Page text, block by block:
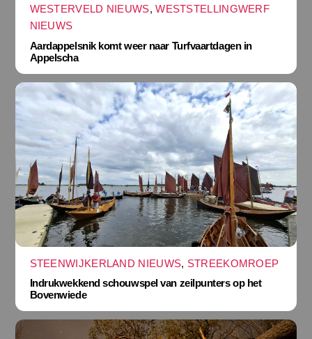
WESTERVELD NIEUWS,WESTSTELLINGWERF
NIEUWS
Aardappelsnik komt weer naar Turfvaartdagen in
Appelscha
STEENWIJKERLAND NIEUWS, STREEKOMROEP
Indrukwekkend schouwspel van zeilpunters op het
Bovenwiede